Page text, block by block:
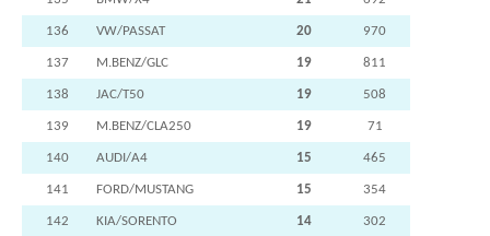
136 VW/PASSAT 20 970
137 M.BENZ/GLC 19 811
138 JAC/T50 19 508
139 M.BENZ/CLA250 19 71
140 AUDI/A4 15 465
141 FORD/MUSTANG 15 354
142 KIA/SORENTO 14 302